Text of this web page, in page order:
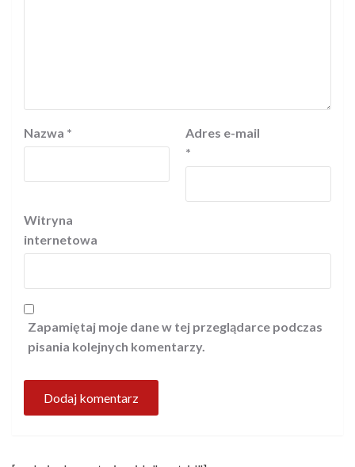
Nazwa *
Adres e-mail
*
Witryna
internetowa
Zapamiętaj moje dane w tej przeglądarce podczas
pisania kolejnych komentarzy.